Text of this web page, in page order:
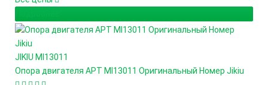
JIKIU MI13011
Опора двигателя АРТ MI13011 Оригинальный Номер Jikiu